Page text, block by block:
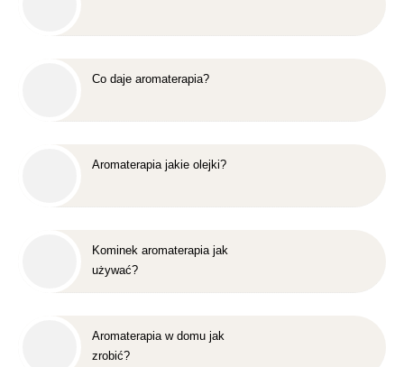
Co daje aromaterapia?
Aromaterapia jakie olejki?
Kominek aromaterapia jak
używać?
Aromaterapia w domu jak
zrobić?